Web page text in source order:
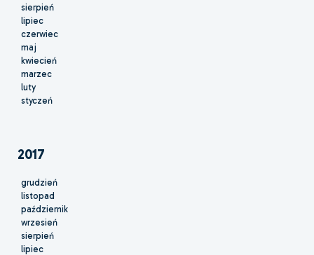
sierpień
lipiec
czerwiec
maj
kwiecień
marzec
luty
styczeń
2017
grudzień
listopad
październik
wrzesień
sierpień
lipiec